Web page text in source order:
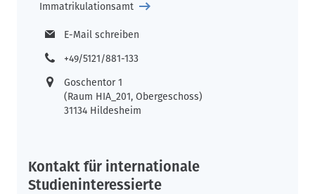
Immatrikulationsamt
E-Mail schreiben
+49/5121/881-133
Goschentor 1
(Raum HIA_201, Obergeschoss)
31134 Hildesheim
Kontakt für internationale
Studieninteressierte